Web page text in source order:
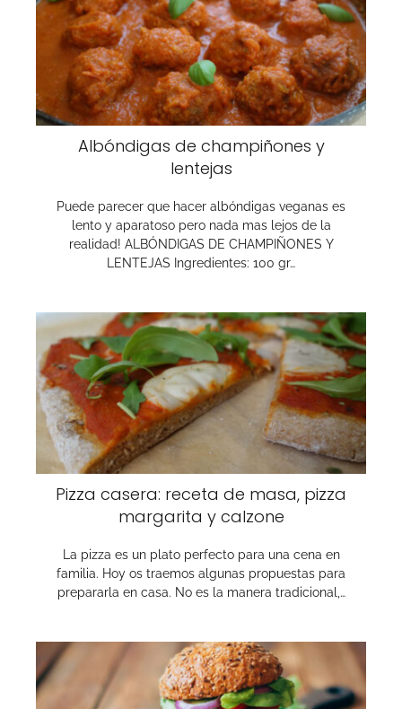
Albóndigas de champiñones y
lentejas
Puede parecer que hacer albóndigas veganas es
lento y aparatoso pero nada mas lejos de la
realidad! ALBÓNDIGAS DE CHAMPIÑONES Y
LENTEJAS Ingredientes: 100 gr…
Pizza casera: receta de masa, pizza
margarita y calzone
La pizza es un plato perfecto para una cena en
familia. Hoy os traemos algunas propuestas para
prepararla en casa. No es la manera tradicional,…